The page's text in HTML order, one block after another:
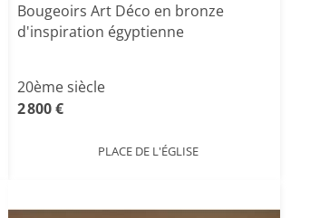
Bougeoirs Art Déco en bronze
d'inspiration égyptienne
20ème siècle
2 800 €
PLACE DE L'ÉGLISE